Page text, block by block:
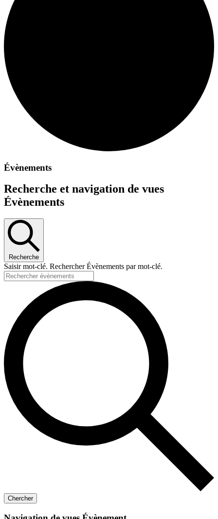
Évènements
Recherche et navigation de vues
Évènements
Recherche
Saisir mot-clé. Rechercher Évènements par mot-clé.
Chercher